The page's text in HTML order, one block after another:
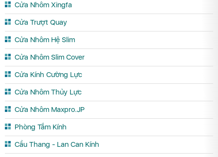
Cửa Nhôm Xingfa
Cửa Trượt Quay
Cửa Nhôm Hệ Slim
Cửa Nhôm Slim Cover
Cửa Kính Cường Lực
Cửa Nhôm Thủy Lực
Cửa Nhôm Maxpro.JP
Phòng Tắm Kính
Cầu Thang - Lan Can Kính